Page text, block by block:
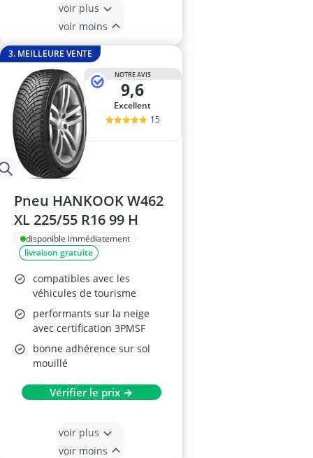
voir plus
voir moins
3. MEILLEURE VENTE
NOTRE AVIS
9,6
Excellent
15
Pneu HANKOOK W462
XL 225/55 R16 99 H
disponible immédiatement
livraison gratuite
compatibles avec les
véhicules de tourisme
performants sur la neige
avec certification 3PMSF
bonne adhérence sur sol
mouillé
Vérifier le prix →
voir plus
voir moins